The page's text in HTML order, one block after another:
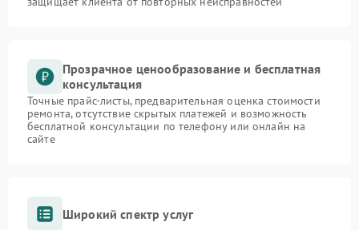
Прозрачное ценообразование и бесплатная
консультация
Точные прайс-листы, предварительная оценка стоимости
ремонта, отсутствие скрытых платежей и возможность
бесплатной консультации по телефону или онлайн на
сайте
Широкий спектр услуг